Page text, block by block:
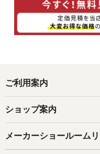
ご利用案内
ショップ案内
メーカーショールーム